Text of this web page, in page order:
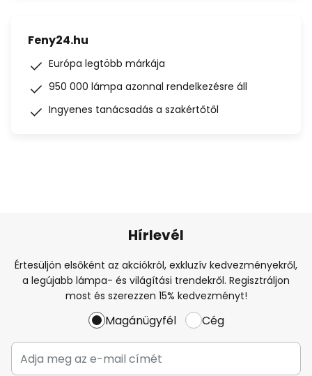
Feny24.hu
Európa legtöbb márkája
950 000 lámpa azonnal rendelkezésre áll
Ingyenes tanácsadás a szakértőtől
Hírlevél
Értesüljön elsőként az akciókról, exkluzív kedvezményekről,
a legújabb lámpa- és világítási trendekről. Regisztráljon
most és szerezzen 15% kedvezményt!
Magánügyfél Cég